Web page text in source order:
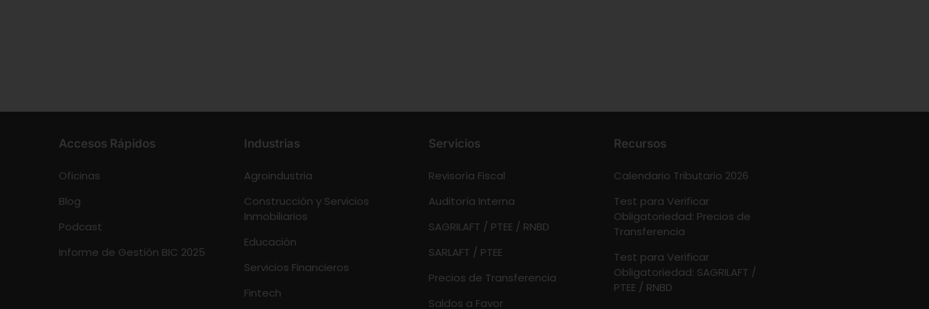
Accesos Rápidos
Oficinas
Blog
Podcast
Informe de Gestión BIC 2025
Industrias
Agroindustria
Construcción y Servicios
Inmobiliarios
Educación
Servicios Financieros
Fintech
Servicios
Revisoría Fiscal
Auditoría Interna
SAGRILAFT / PTEE / RNBD
SARLAFT / PTEE
Precios de Transferencia
Saldos a Favor
Recursos
Calendario Tributario 2026
Test para Verificar
Obligatoriedad: Precios de
Transferencia
Test para Verificar
Obligatoriedad: SAGRILAFT /
PTEE / RNBD